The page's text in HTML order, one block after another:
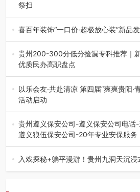
祭扫
八一建军节到来之际，由贵州省退役
市退役军人事务局联合贵州广电…
喜百年装饰“一口价·超极放心装”新品
2026年7月31日，喜百年装饰“一口价
会在贵阳隆重举行。…
贵州200-300分低分捡漏专科推荐｜
优质民办高职盘点
在贵州省高考志愿填报体系中，200
的省内工科、新能源汽车…
以乐会友·共赴清凉 第四届“爽爽贵阳·
活动启动
七月的贵阳，清风送爽，第四届“爽爽
弦乐（合唱）艺术交流活动…
贵州遵义保安公司-遵义保安公司电话
遵义狼伍保安公司-20年专业安保服务
在遵义，不管是企业园区运营、小区
工、商业商场经营，还是举办各…
入戏探秘+躺平漫游！贵州九洞天沉